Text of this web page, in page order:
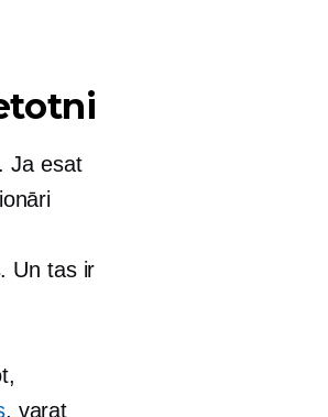
Ja esat
Un tas ir
, varat